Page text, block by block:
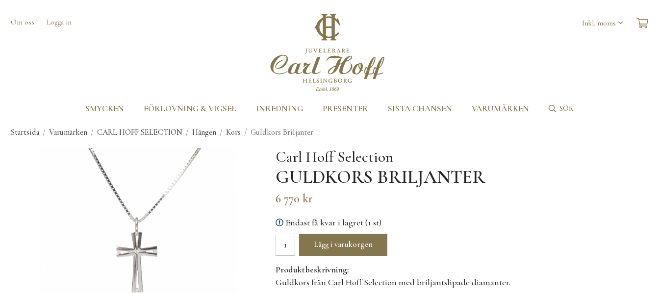
Om oss Logga in
SMYCKEN FÖRLOVNING & VIGSEL INREDNING PRESENTER SISTA CHANSEN VARUMÄRKEN SÖK
Startsida / Varumärken / CARL HOFF SELECTION / Hängen / Kors / Guldkors Briljanter
Carl Hoff Selection
GULDKORS BRILJANTER
6 770 kr
Endast få kvar i lagret (1 st)
Lägg i varukorgen
Produktbeskrivning:
Guldkors från Carl Hoff Selection med briljantslipade diamanter.